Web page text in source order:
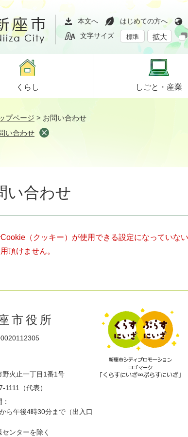
本文へ はじめての方へ
文字サイズ
標準 拡大
くらし しごと・ 産業
プページ > お問い合わせ
い合わせ
い合わせ
（クッキー）が使用できる設定になっていな
頂けません。
市役所
野火止一丁目1番1号
1111（代表）
ら午後4時30分まで（出入口
ンターを除く